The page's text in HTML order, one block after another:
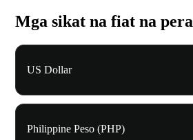
Mga sikat na fiat na pera
US Dollar
Philippine Peso (PHP)